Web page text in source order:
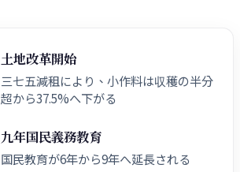
土地改革開始
三七五減租により、小作料は収穫の半分
超から37.5%へ下がる
九年国民義務教育
国民教育が6年から9年へ延長される